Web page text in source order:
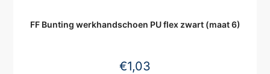
FF Bunting werkhandschoen PU flex zwart (maat 6)
€1,03